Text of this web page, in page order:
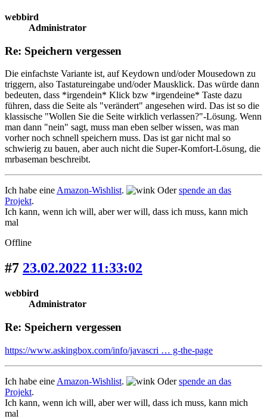
webbird
Administrator
Re: Speichern vergessen
Die einfachste Variante ist, auf Keydown und/oder Mousedown zu
triggern, also Tastatureingabe und/oder Mausklick. Das würde dann
bedeuten, dass *irgendein* Klick bzw *irgendeine* Taste dazu
führen, dass die Seite als "verändert" angesehen wird. Das ist so die
klassische "Wollen Sie die Seite wirklich verlassen?"-Lösung. Wenn
man dann "nein" sagt, muss man eben selber wissen, was man
vorher noch schnell speichern muss. Das ist gar nicht mal so
schwierig zu bauen, aber auch nicht die Super-Komfort-Lösung, die
mrbaseman beschreibt.
Ich habe eine Amazon-Wishlist. Oderspende an das
Projekt.
Ich kann, wenn ich will, aber wer will, dass ich muss, kann mich
mal
Offline
#7 23.02.2022 11:33:02
webbird
Administrator
Re: Speichern vergessen
https://www.askingbox.com/info/javascri … g-the-page
Ich habe eine Amazon-Wishlist. Oderspende an das
Projekt.
Ich kann, wenn ich will, aber wer will, dass ich muss, kann mich
mal